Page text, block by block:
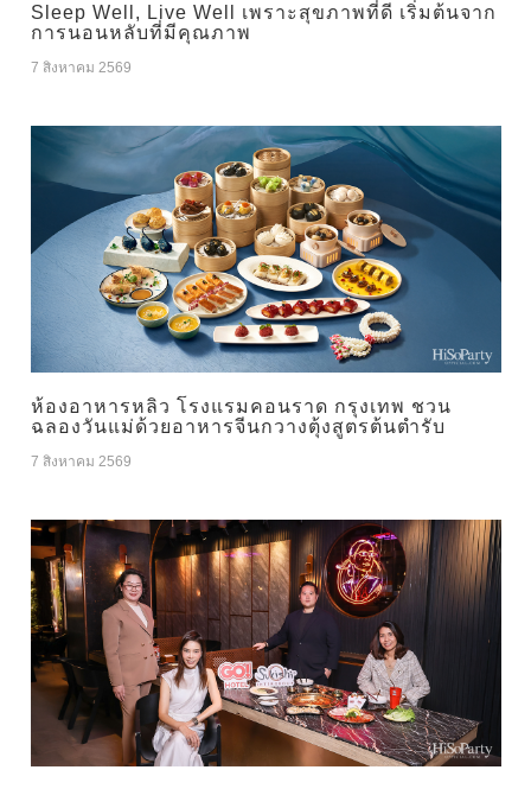
Sleep Well, Live Well เพราะสุขภาพที่ดี เริ่มต้นจาก
การนอนหลับที่มีคุณภาพ
7 สิงหาคม 2569
ห้องอาหารหลิว โรงแรมคอนราด กรุงเทพ ชวน
ฉลองวันแม่ด้วยอาหารจีนกวางตุ้งสูตรต้นตำรับ
7 สิงหาคม 2569